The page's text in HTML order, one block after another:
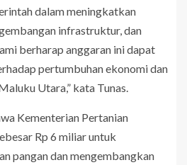
dalam meningkatkan
infrastruktur, dan
berharap anggaran ini dapat
pertumbuhan ekonomi dan
Utara,” kata Tunas.
Kementerian Pertanian
Rp 6 miliar untuk
pangan dan mengembangkan